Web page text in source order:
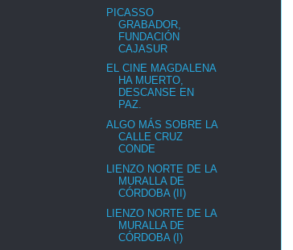
PICASSO
GRABADOR,
FUNDACIÓN
CAJASUR
EL CINE MAGDALENA
HA MUERTO,
DESCANSE EN
PAZ.
ALGO MÁS SOBRE LA
CALLE CRUZ
CONDE
LIENZO NORTE DE LA
MURALLA DE
CÓRDOBA (II)
LIENZO NORTE DE LA
MURALLA DE
CÓRDOBA (I)